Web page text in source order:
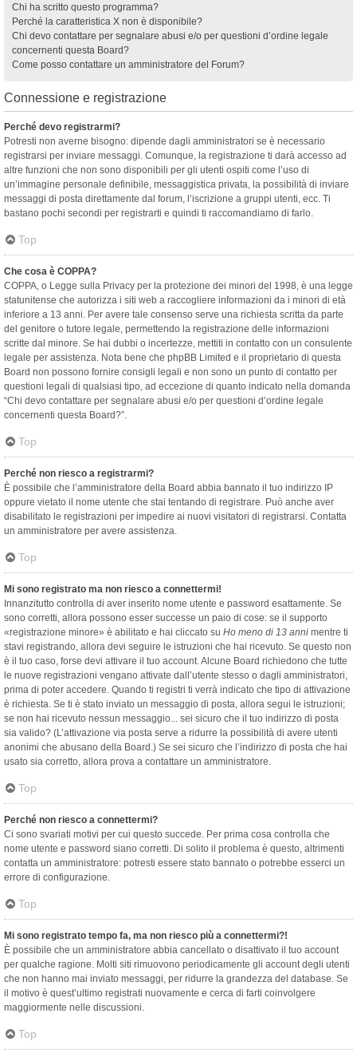
Chi ha scritto questo programma?
Perché la caratteristica X non è disponibile?
Chi devo contattare per segnalare abusi e/o per questioni d’ordine legale
concernenti questa Board?
Come posso contattare un amministratore del Forum?
Connessione e registrazione
Perché devo registrarmi?
Potresti non averne bisogno: dipende dagli amministratori se è necessario
registrarsi per inviare messaggi. Comunque, la registrazione ti darà accesso ad
altre funzioni che non sono disponibili per gli utenti ospiti come l’uso di
un’immagine personale definibile, messaggistica privata, la possibilità di inviare
messaggi di posta direttamente dal forum, l’iscrizione a gruppi utenti, ecc. Ti
bastano pochi secondi per registrarti e quindi ti raccomandiamo di farlo.
Top
Che cosa è COPPA?
COPPA, o Legge sulla Privacy per la protezione dei minori del 1998, è una legge
statunitense che autorizza i siti web a raccogliere informazioni da i minori di età
inferiore a 13 anni. Per avere tale consenso serve una richiesta scritta da parte
del genitore o tutore legale, permettendo la registrazione delle informazioni
scritte dal minore. Se hai dubbi o incertezze, mettiti in contatto con un consulente
legale per assistenza. Nota bene che phpBB Limited e il proprietario di questa
Board non possono fornire consigli legali e non sono un punto di contatto per
questioni legali di qualsiasi tipo, ad eccezione di quanto indicato nella domanda
“Chi devo contattare per segnalare abusi e/o per questioni d’ordine legale
concernenti questa Board?”.
Top
Perché non riesco a registrarmi?
È possibile che l’amministratore della Board abbia bannato il tuo indirizzo IP
oppure vietato il nome utente che stai tentando di registrare. Può anche aver
disabilitato le registrazioni per impedire ai nuovi visitatori di registrarsi. Contatta
un amministratore per avere assistenza.
Top
Mi sono registrato ma non riesco a connettermi!
Innanzitutto controlla di aver inserito nome utente e password esattamente. Se
sono corretti, allora possono esser successe un paio di cose: se il supporto
«registrazione minore» è abilitato e hai cliccato su Ho meno di 13 anni mentre ti
stavi registrando, allora devi seguire le istruzioni che hai ricevuto. Se questo non
è il tuo caso, forse devi attivare il tuo account. Alcune Board richiedono che tutte
le nuove registrazioni vengano attivate dall’utente stesso o dagli amministratori,
prima di poter accedere. Quando ti registri ti verrà indicato che tipo di attivazione
è richiesta. Se ti è stato inviato un messaggio di posta, allora segui le istruzioni;
se non hai ricevuto nessun messaggio... sei sicuro che il tuo indirizzo di posta
sia valido? (L’attivazione via posta serve a ridurre la possibilità di avere utenti
anonimi che abusano della Board.) Se sei sicuro che l’indirizzo di posta che hai
usato sia corretto, allora prova a contattare un amministratore.
Top
Perché non riesco a connettermi?
Ci sono svariati motivi per cui questo succede. Per prima cosa controlla che
nome utente e password siano corretti. Di solito il problema è questo, altrimenti
contatta un amministratore: potresti essere stato bannato o potrebbe esserci un
errore di configurazione.
Top
Mi sono registrato tempo fa, ma non riesco più a connettermi?!
È possibile che un amministratore abbia cancellato o disattivato il tuo account
per qualche ragione. Molti siti rimuovono periodicamente gli account degli utenti
che non hanno mai inviato messaggi, per ridurre la grandezza del database. Se
il motivo è quest’ultimo registrati nuovamente e cerca di farti coinvolgere
maggiormente nelle discussioni.
Top